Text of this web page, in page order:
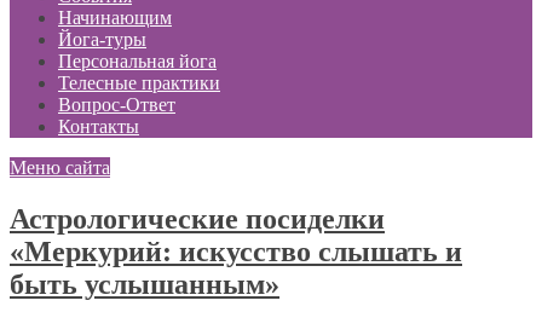
Начинающим
Йога-туры
Персональная йога
Телесные практики
Вопрос-Ответ
Контакты
Меню сайта
Астрологические посиделки
«Меркурий: искусство слышать и
быть услышанным»